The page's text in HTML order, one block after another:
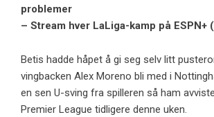
problemer
– Stream hver LaLiga-kamp på ESPN+
Betis hadde håpet å gi seg selv litt
vingbacken Alex Moreno bli med i
en sen U-sving fra spilleren så ham
Premier League tidligere denne uken.